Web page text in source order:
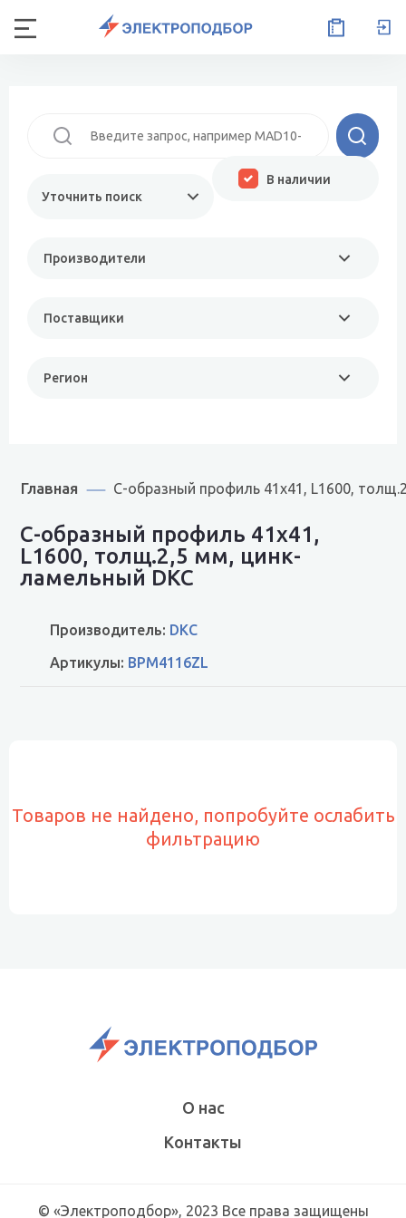
Уточнить поиск
Производители
Поставщики
Регион
В наличии
Главная С-образный профиль 41х41, L1600,
С-образный профиль 41х41,
L1600, толщ.2,5 мм, цинк-
ламельный DKC
Производитель: DKC
Артикулы: BPM4116ZL
Товаров не найдено, попробуйте ослабить
фильтрацию
О нас
Контакты
© «Электроподбор», 2023 Все права защищены